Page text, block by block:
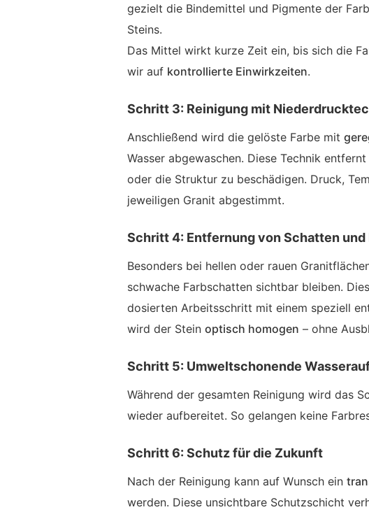
gezielt die Bindemittel und Pigmente der
Steins.
Das Mittel wirkt kurze Zeit ein, bis sich die
wir auf kontrollierte Einwirkzeiten.
Schritt 3: Reinigung mit
Anschließend wird die gelöste Farbe mit
Wasser abgewaschen. Diese Technik
oder die Struktur zu beschädigen. Druck,
jeweiligen Granit abgestimmt.
Schritt 4: Entfernung von Schatten und
Besonders bei hellen oder rauen
schwache Farbschatten sichtbar bleiben.
dosierten Arbeitsschritt mit einem speziell
wird der Stein optisch homogen – ohne
Schritt 5: Umweltschonende
Während der gesamten Reinigung wird das
wieder aufbereitet. So gelangen keine
Schritt 6: Schutz für die Zukunft
Nach der Reinigung kann auf Wunsch ein
werden. Diese unsichtbare Schutzschicht